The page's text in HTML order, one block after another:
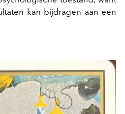
kan bijdragen aan een